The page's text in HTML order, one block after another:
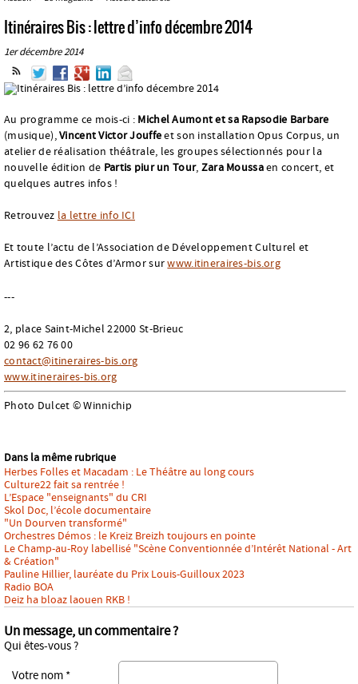
Itinéraires Bis : lettre d’info décembre 2014
1er décembre 2014
Au programme ce mois-ci : Michel Aumont et sa Rapsodie Barbare
(musique),Vincent Victor Jouffeet son installation Opus Corpus, un
atelier de réalisation théâtrale, les groupes sélectionnés pour la
nouvelle édition de Partis piur un Tour, Zara Moussaen concert, et
quelques autres infos !
Retrouvez la lettre info ICI
Et toute l’actu de l’Association de Développement Culturel et
Artistique des Côtes d’Armor surwww.itineraires-bis.org
---
2, place Saint-Michel 22000 St-Brieuc
02 96 62 76 00
contact@itineraires-bis.org
www.itineraires-bis.org
Photo Dulcet © Winnichip
Dans la même rubrique
Herbes Folles et Macadam : Le Théâtre au long cours
Culture22 fait sa rentrée !
L’Espace "enseignants" du CRI
Skol Doc, l’école documentaire
"Un Dourven transformé"
Orchestres Démos : le Kreiz Breizh toujours en pointe
Le Champ-au-Roy labellisé "Scène Conventionnée d’Intérêt National - Art
& Création"
Pauline Hillier, lauréate du Prix Louis-Guilloux 2023
Radio BOA
Deiz ha bloaz laouen RKB !
Un message, un commentaire ?
Qui êtes-vous ?
Votre nom *